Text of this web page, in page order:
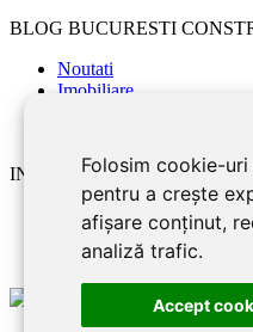
Folosim cookie-
pentru a crește
afișare conținut,
analiză trafic.
Accept
BLOG BUCURESTI
Noutati
Imobiliare
INFORMATII UTILE:
Modele de contracte
Declaratia de